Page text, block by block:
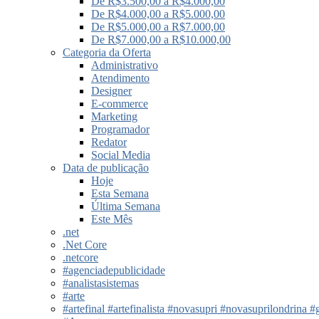
De R$4.000,00 a R$5.000,00
De R$5.000,00 a R$7.000,00
De R$7.000,00 a R$10.000,00
Categoria da Oferta
Administrativo
Atendimento
Designer
E-commerce
Marketing
Programador
Redator
Social Media
Data de publicação
Hoje
Esta Semana
Última Semana
Este Mês
.net
.Net Core
.netcore
#agenciadepublicidade
#analistasistemas
#arte
#artefinal #artefinalista #novasupri #novasuprilondrina